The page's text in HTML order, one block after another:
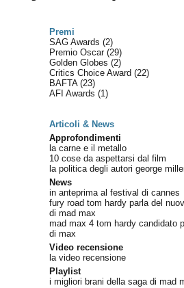
Premi
SAG Awards (2)
Premio Oscar (29)
Golden Globes (2)
Critics Choice Award (22)
BAFTA (23)
AFI Awards (1)
Articoli & News
Approfondimenti
la carne e il metallo
10 cose da aspettarsi dal film
la politica degli autori george
News
in anteprima al festival di cannes
fury road tom hardy parla del
di mad max
mad max 4 tom hardy candidato
di max
Video recensione
la video recensione
Playlist
i migliori brani della saga di mad